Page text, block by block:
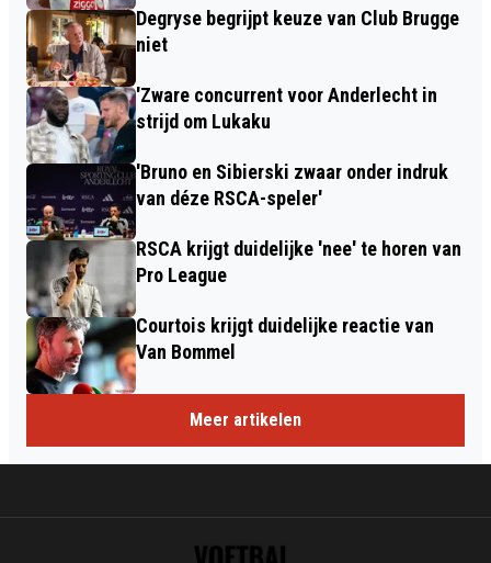
Degryse begrijpt keuze van Club Brugge
niet
'Zware concurrent voor Anderlecht in
strijd om Lukaku
'Bruno en Sibierski zwaar onder indruk
van déze RSCA-speler'
RSCA krijgt duidelijke 'nee' te horen van
Pro League
Courtois krijgt duidelijke reactie van
Van Bommel
Meer artikelen